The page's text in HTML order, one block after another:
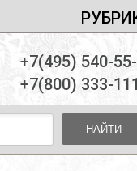
+7(495) 540-
+7(800) 333-
НАЙТИ